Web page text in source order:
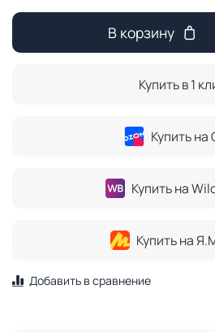
В корзину
Купить в 1
Купить на
Купить на
Купить на
Добавить в сравнение